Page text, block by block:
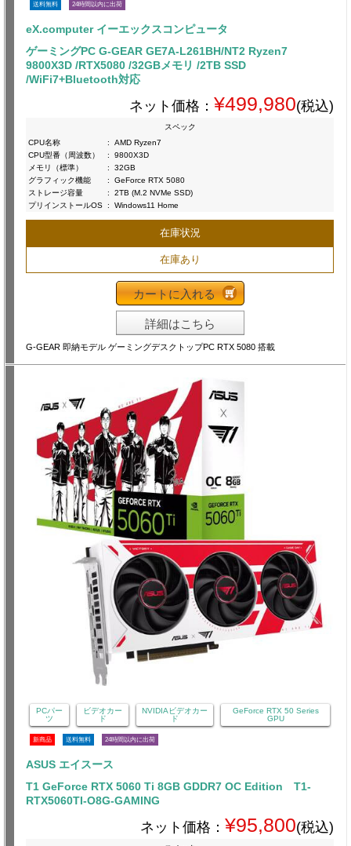
送料無料 24時間以内に出荷
eX.computer イーエックスコンピュータ
ゲーミングPC G-GEAR GE7A-L261BH/NT2 Ryzen7
9800X3D /RTX5080 /32GBメモリ /2TB SSD
/WiFi7+Bluetooth対応
ネット価格： ¥499,980(税込)
スペック
CPU名称
:
AMD Ryzen7
CPU型番（周波数）
:
9800X3D
メモリ（標準）
:
32GB
グラフィック機能
:
GeForce RTX 5080
ストレージ容量
:
2TB (M.2 NVMe SSD)
プリインストールOS : Windows11 Home
在庫状況
在庫あり
カートに入れる
詳細はこちら
G-GEAR 即納モデル ゲーミングデスクトップPC RTX 5080 搭載
PCパー
ツ
ビデオカー
ド
NVIDIAビデオカー
ド
GeForce RTX 50 Series
GPU
新商品 送料無料 24時間以内に出荷
ASUS エイスース
T1 GeForce RTX 5060 Ti 8GB GDDR7 OC Edition T1-
RTX5060TI-O8G-GAMING
ネット価格： ¥95,800(税込)